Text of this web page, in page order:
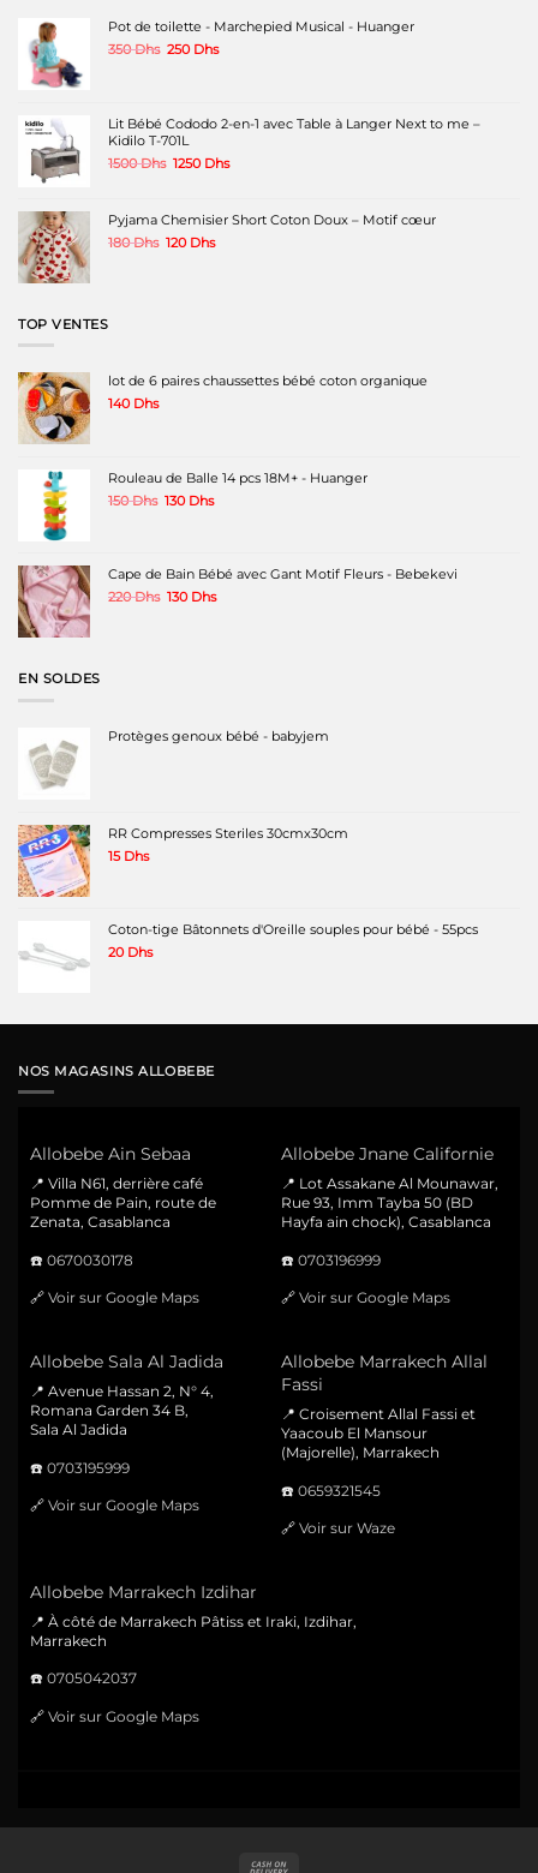
être
choisies
produit
être
du
du
Pot de toilette - Marchepied Musical - Huanger
350Dhs Le
350 Dhs.
250 DhsLe
250 Dhs.
Lit Bébé Cododo 2-en-1 avec Table à Langer Next to me –
Kidilo T-701L
1500Dhs Le
était :
1500 Dhs.
1250 DhsLe
est :
1250 Dhs.
Pyjama Chemisier Short Coton Doux – Motif cœur
180Dhs Le
120 DhsLe
TOP VENTES
lot de 6 paires chaussettes bébé coton organique
140 Dhs
Rouleau de Balle 14 pcs 18M+ - Huanger
150Dhs Le
150 Dhs.
130 DhsLe
130 Dhs.
Cape de Bain Bébé avec Gant Motif Fleurs - Bebekevi
220Dhs Le
130 DhsLe
EN SOLDES
Protèges genoux bébé - babyjem
RR Compresses Steriles 30cmx30cm
15 Dhs
Coton-tige Bâtonnets d'Oreille souples pour bébé - 55pcs
20 Dhs
NOS MAGASINS ALLOBEBE
Allobebe Ain Sebaa
📍 Villa N61, derrière café
Pomme de Pain, route de
Zenata, Casablanca
☎️ 0670030178
🔗 Voir sur Google Maps
Allobebe Jnane Californie
📍 Lot Assakane Al Mounawar,
Rue 93, Imm Tayba 50 (BD
Hayfa ain chock), Casablanca
☎️ 0703196999
🔗 Voir sur Google Maps
Allobebe Sala Al Jadida
📍 Avenue Hassan 2, N° 4,
Romana Garden 34 B,
Sala Al Jadida
☎️ 0703195999
🔗 Voir sur Google Maps
Allobebe Marrakech Allal
Fassi
📍 Croisement Allal Fassi et
Yaacoub El Mansour
(Majorelle), Marrakech
☎️ 0659321545
🔗 Voir sur Waze
Allobebe Marrakech Izdihar
📍 À côté de Marrakech Pâtiss et Iraki, Izdihar,
Marrakech
☎️ 0705042037
🔗 Voir sur Google Maps